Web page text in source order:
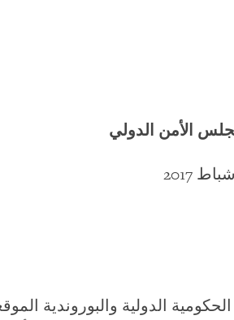
الأمن الدولي
الدولية والبوروندية